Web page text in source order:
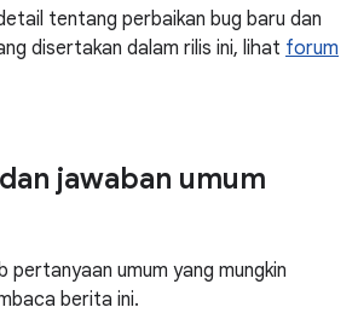
tentang perbaikan bug baru dan
disertakan dalam rilis ini, lihat forum
jawaban umum
pertanyaan umum yang mungkin
berita ini.